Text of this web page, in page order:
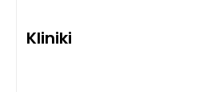
Kliniki